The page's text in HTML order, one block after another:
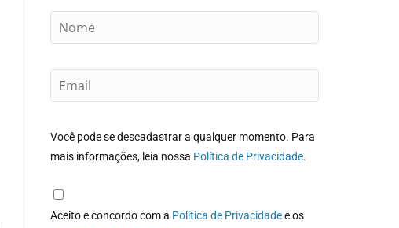
Você pode se descadastrar a qualquer momento. Para
mais informações, leia nossa Política de Privacidade.
Aceito e concordo com a Política de Privacidadee os